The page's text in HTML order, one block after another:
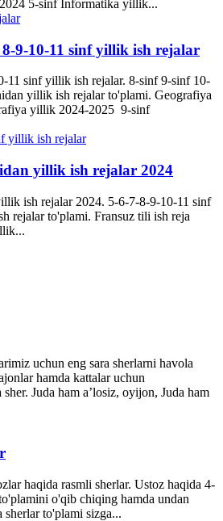
5-sinf Informatika yillik...
9-10-11 sinf yillik ish rejalar
11 sinf yillik ish rejalar. 8-sinf 9-sinf 10-
yillik ish rejalar to'plami. Geografiya
yillik 2024-2025 9-sinf
yillik ish rejalar 2024
ish rejalar 2024. 5-6-7-8-9-10-11 sinf
rejalar to'plami. Fransuz tili ish reja
uchun eng sara sherlarni havola
hamda kattalar uchun
Juda ham a’losiz, oyijon, Juda ham
haqida rasmli sherlar. Ustoz haqida 4-
o'qib chiqing hamda undan
to'plami sizga...